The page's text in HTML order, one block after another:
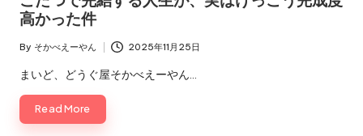
え
ー
や
ん
え
で！
高かった件
Posted
by
By そかべえーやん 2025年11月25日
まいど、どうぐ屋そかべえーやん…
Read More